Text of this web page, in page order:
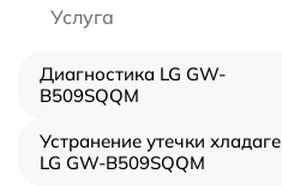
Услуга
Диагностика LG GW-
B509SQQM
Устранение утечки
LG GW-B509SQQM